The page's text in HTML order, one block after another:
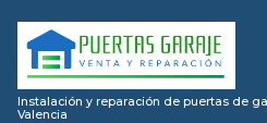
content
Instalación y reparación de puertas de
Valencia